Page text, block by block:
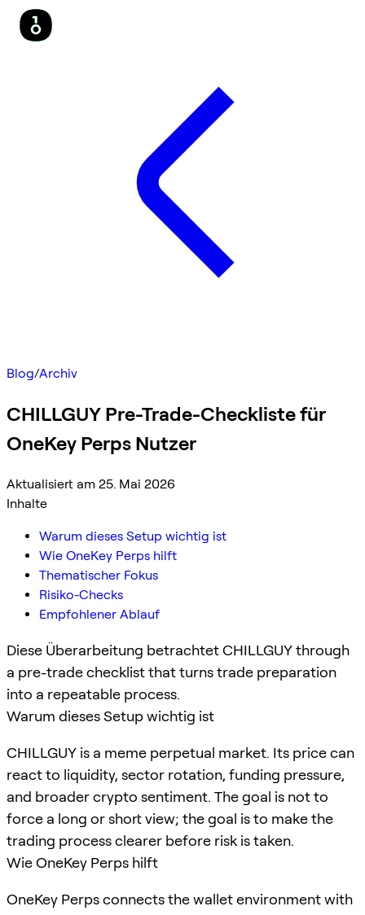
Blog/Archiv
CHILLGUY Pre-Trade-Checkliste für
OneKey Perps Nutzer
Aktualisiert am 25. Mai 2026
Inhalte
Warum dieses Setup wichtig ist
Wie OneKey Perps hilft
Thematischer Fokus
Risiko-Checks
Empfohlener Ablauf
Diese Überarbeitung betrachtet CHILLGUY through
a pre-trade checklist that turns trade preparation
into a repeatable process.
Warum dieses Setup wichtig ist
CHILLGUY is a meme perpetual market. Its price can
react to liquidity, sector rotation, funding pressure,
and broader crypto sentiment. The goal is not to
force a long or short view; the goal is to make the
trading process clearer before risk is taken.
Wie OneKey Perps hilft
OneKey Perps connects the wallet environment with